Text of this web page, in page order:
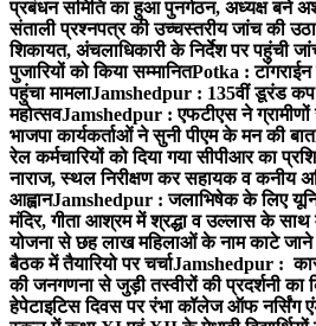
प्रबंधन समिति का हुआ पुनर्गठन, अध्यक्ष बने
संताली प्रश्नपत्र की उच्चस्तरीय जांच की
शिकायत, अंचलाधिकारी के निर्देश पर पहुंची
पुजारियों को किया सम्मानितPotka :
पहुंचा मामलाJamshedpur : 135वीं डूरंड कप
महोत्सवJamshedpur : एफटीएस ने ग्रामीणों
भाजपा कार्यकर्ताओं ने सुनी पीएम के मन की बात
रेल कर्मचारियों को दिया गया सीपीआर का
नाराज, स्थल निरीक्षण कर सहायक व कनीय
आह्वानJamshedpur : जलाभिषेक के लिए
मंदिर, गीता आश्रम में श्रद्धा व उल्लास के साथ
योजना से छह लाख महिलाओं के नाम काटे जाने
बैठक में तैयारियो पर चर्चाJamshedpur :
की जनगणना से जुड़ी तस्वीरों की प्रदर्शनी का
हेपेटाइटिस दिवस पर रंभा कॉलेज ऑफ नर्सिंग